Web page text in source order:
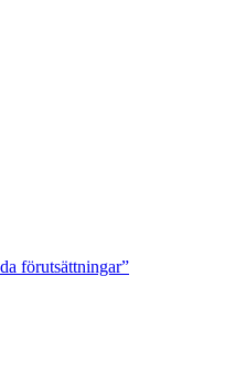
förutsättningar”